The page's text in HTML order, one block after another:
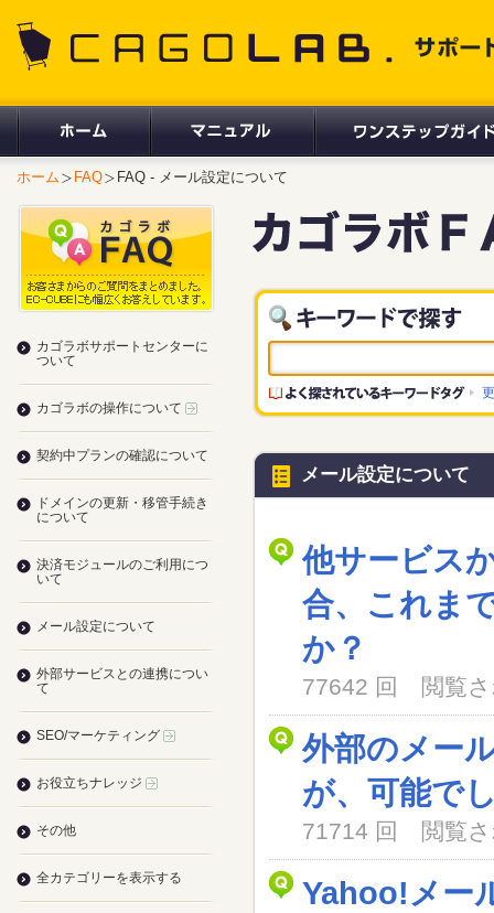
ホーム FAQ FAQ - メール設定について
メール設定について
他サービス
合、これま
か？
77642 回 閲覧
外部のメー
が、可能で
71714 回 閲覧
Yahoo!メー
カゴラボサポートセンターに
ついて
カゴラボの操作について
契約中プランの確認について
ドメインの更新・移管手続き
について
決済モジュールのご利用につ
いて
メール設定について
外部サービスとの連携につい
て
SEO/マーケティング
お役立ちナレッジ
その他
全カテゴリーを表示する